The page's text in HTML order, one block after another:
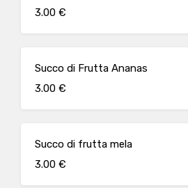
3.00 €
Succo di Frutta Ananas
3.00 €
Succo di frutta mela
3.00 €